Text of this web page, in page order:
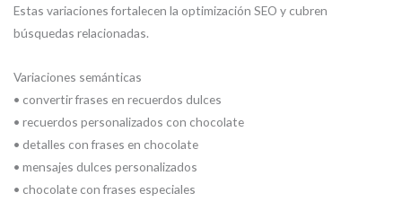
Estas variaciones fortalecen la optimización SEO y cubren
búsquedas relacionadas.
Variaciones semánticas
• convertir frases en recuerdos dulces
• recuerdos personalizados con chocolate
• detalles con frases en chocolate
• mensajes dulces personalizados
• chocolate con frases especiales